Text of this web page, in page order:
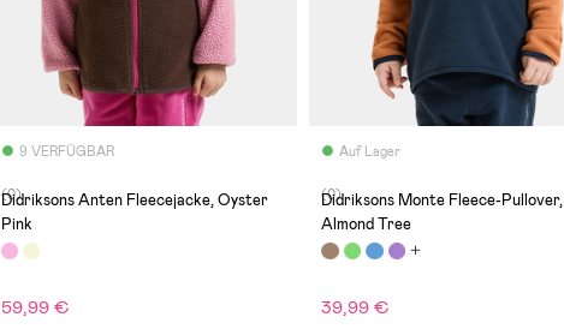
9 VERFÜGBAR
(0)
Didriksons Anten Fleecejacke, Oyster
Pink
59,99 €
Auf Lager
(0)
Didriksons Monte Fleece-Pullover,
Almond Tree
39,99 €